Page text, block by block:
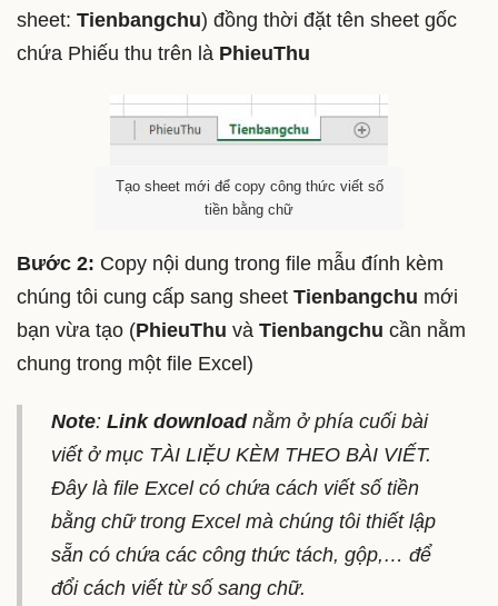
sheet: Tienbangchu) đồng thời đặt tên sheet gốc
chứa Phiếu thu trên là PhieuThu
Tạo sheet mới để copy công thức viết số
tiền bằng chữ
Bước 2: Copy nội dung trong file mẫu đính kèm
chúng tôi cung cấp sang sheet Tienbangchu mới
bạn vừa tạo (PhieuThu và Tienbangchu cần nằm
chung trong một file Excel)
Note: Link downloadnằm ở phía cuối bài
viết ở mục TÀI LIỆU KÈM THEO BÀI VIẾT.
Đây là file Excel có chứa cách viết số tiền
bằng chữ trong Excel mà chúng tôi thiết lập
sẵn có chứa các công thức tách, gộp,… để
đổi cách viết từ số sang chữ.